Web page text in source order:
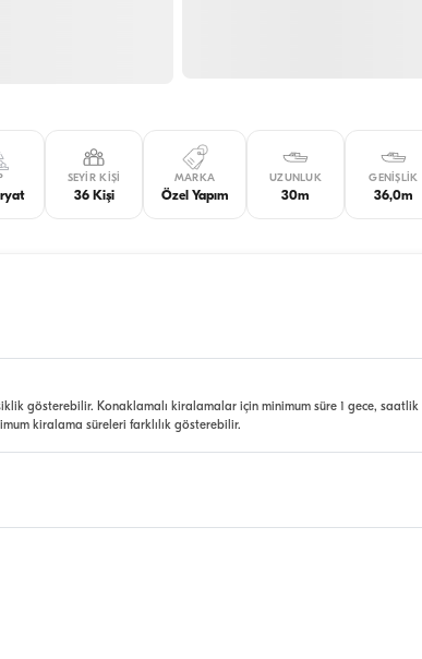
SEYIR KIŞI
36 Kişi
MARKA
Özel Yapım
UZUNLUK
30m
GENIŞLIK
36,0m
gösterebilir. Konaklamalı kiralamalar için minimum süre 1 gece,
kiralama süreleri farklılık gösterebilir.